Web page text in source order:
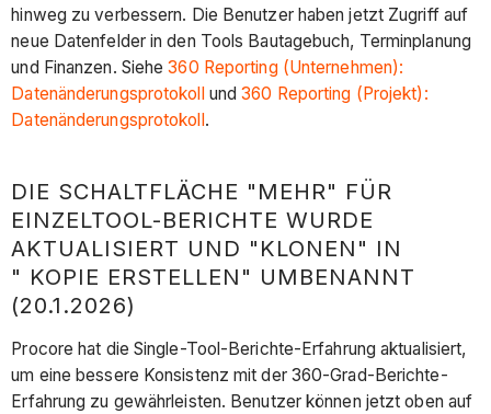
hinweg zu verbessern. Die Benutzer haben jetzt Zugriff auf
neue Datenfelder in den Tools Bautagebuch, Terminplanung
und Finanzen. Siehe360 Reporting (Unternehmen):
Datenänderungsprotokoll und360 Reporting (Projekt):
Datenänderungsprotokoll.
DIE SCHALTFLÄCHE "MEHR" FÜR
EINZELTOOL-BERICHTE WURDE
AKTUALISIERT UND "KLONEN" IN
" KOPIE ERSTELLEN" UMBENANNT
(20.1.2026)
Procore hat die Single-Tool-Berichte-Erfahrung aktualisiert,
um eine bessere Konsistenz mit der 360-Grad-Berichte-
Erfahrung zu gewährleisten. Benutzer können jetzt oben auf